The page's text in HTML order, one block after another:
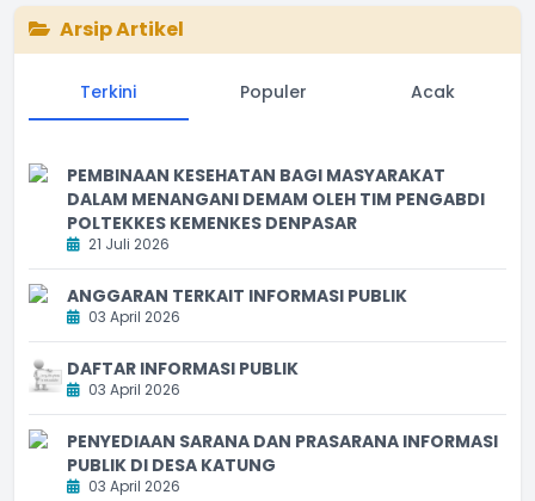
Arsip Artikel
Terkini Populer Acak
PEMBINAAN KESEHATAN BAGI MASYARAKAT
DALAM MENANGANI DEMAM OLEH TIM PENGABDI
POLTEKKES KEMENKES DENPASAR
21 Juli 2026
ANGGARAN TERKAIT INFORMASI PUBLIK
03 April 2026
DAFTAR INFORMASI PUBLIK
03 April 2026
PENYEDIAAN SARANA DAN PRASARANA INFORMASI
PUBLIK DI DESA KATUNG
03 April 2026